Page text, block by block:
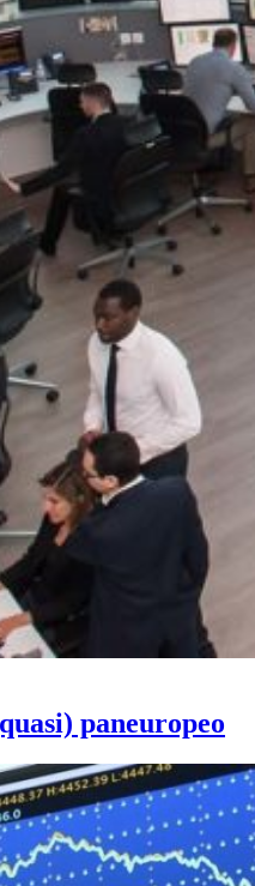
paneuropeo